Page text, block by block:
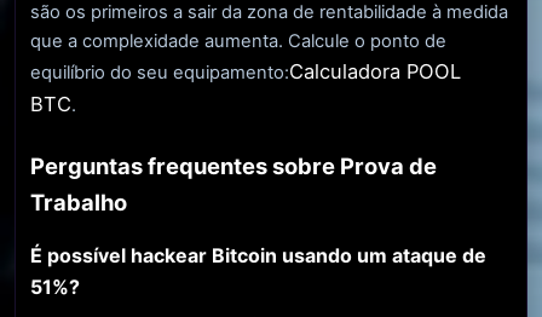
são os primeiros a sair da zona de rentabilidade à medida
que a complexidade aumenta. Calcule o ponto de
equilíbrio do seu equipamento:Calculadora POOL
BTC.
Perguntas frequentes sobre Prova de
Trabalho
É possível hackear Bitcoin usando um ataque de
51%?